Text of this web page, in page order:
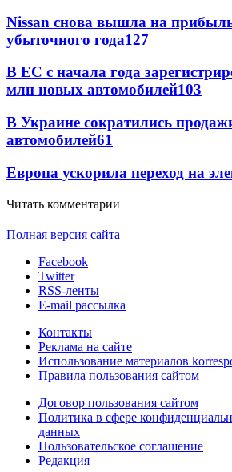
Nissan снова вышла на
убыточного года127
В ЕС с начала года
млн новых автомобилей103
В Украине сократились
автомобилей61
Европа ускорила переход на
Читать комментарии
Полная версия сайта
Facebook
Twitter
RSS-ленты
E-mail рассылка
Контакты
Реклама на сайте
Использование материалов
Правила пользования сайтом
Договор пользования сайтом
Политика в сфере
данных
Пользовательское соглашение
Редакция